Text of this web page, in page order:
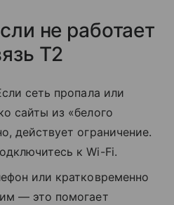
не работает
T2
сеть пропала или
сайты из «белого
действует ограничение.
к Wi-Fi.
или кратковременно
— это помогает